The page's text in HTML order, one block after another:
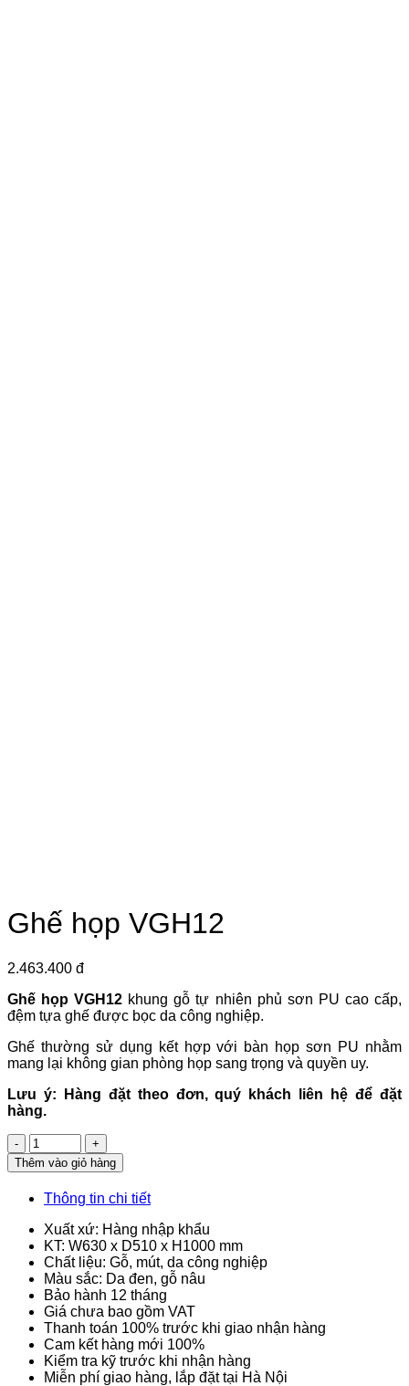
Ghế họp VGH12
2.463.400 đ
Ghế họp VGH12 khung gỗ tự nhiên phủ sơn PU cao cấp,
đệm tựa ghế được bọc da công nghiệp.
Ghế thường sử dụng kết hợp với bàn họp sơn PU nhằm
mang lại không gian phòng họp sang trọng và quyền uy.
Lưu ý: Hàng đặt theo đơn, quý khách liên hệ để đặt
hàng.
Số
lượng
Thêm vào giỏ hàng
Thông tin chi tiết
Xuất xứ: Hàng nhập khẩu
KT: W630 x D510 x H1000 mm
Chất liệu: Gỗ, mút, da công nghiệp
Màu sắc: Da đen, gỗ nâu
Bảo hành 12 tháng
Giá chưa bao gồm VAT
Thanh toán 100% trước khi giao nhận hàng
Cam kết hàng mới 100%
Kiểm tra kỹ trước khi nhận hàng
Miễn phí giao hàng, lắp đặt tại Hà Nội